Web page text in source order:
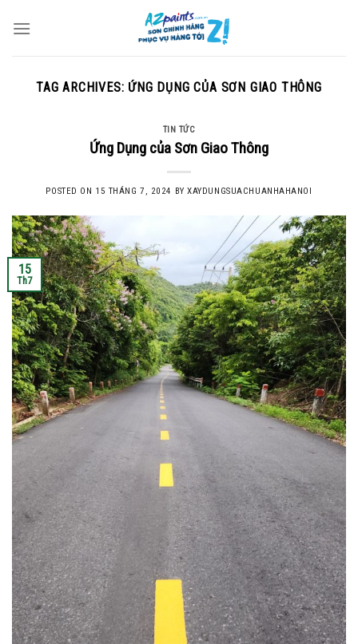
TAG ARCHIVES: ỨNG DỤNG CỦA SƠN GIAO THÔNG
TIN TỨC
Ứng Dụng của Sơn Giao Thông
POSTED ON 15 THÁNG 7, 2024 BYXAYDUNGSUACHUANHAHANOI
15
Th7